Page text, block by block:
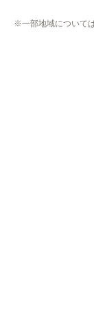
※一部地域について